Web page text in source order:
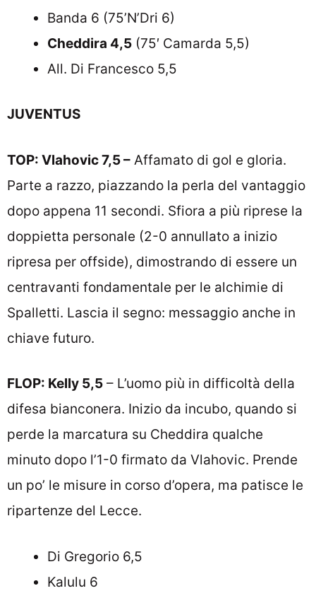
Banda 6 (75’N’Dri 6)
Cheddira 4,5 (75′ Camarda 5,5)
All. Di Francesco 5,5
JUVENTUS
TOP: Vlahovic 7,5 – Affamato di gol e gloria.
Parte a razzo, piazzando la perla del vantaggio
dopo appena 11 secondi. Sfiora a più riprese la
doppietta personale (2-0 annullato a inizio
ripresa per offside), dimostrando di essere un
centravanti fondamentale per le alchimie di
Spalletti. Lascia il segno: messaggio anche in
chiave futuro.
FLOP: Kelly 5,5 – L’uomo più in difficoltà della
difesa bianconera. Inizio da incubo, quando si
perde la marcatura su Cheddira qualche
minuto dopo l’1-0 firmato da Vlahovic. Prende
un po’ le misure in corso d’opera, ma patisce le
ripartenze del Lecce.
Di Gregorio 6,5
Kalulu 6